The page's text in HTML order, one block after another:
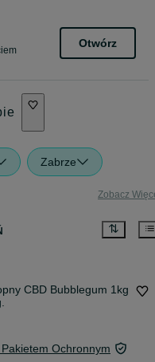
Otwórz
Zabrze
Zobacz
CBD Bubblegum 1kg
Pakietem Ochronnym